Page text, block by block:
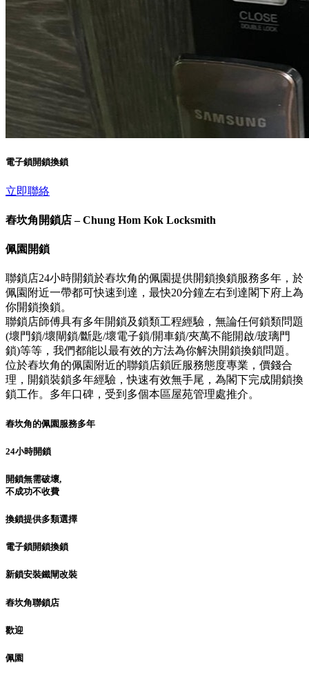
電子鎖開鎖換鎖
立即聯絡
舂坎角開鎖店 – Chung Hom Kok Locksmith
佩園開鎖
聯鎖店24小時開鎖於舂坎角的佩園提供開鎖換鎖服務多年，於
佩園附近一帶都可快速到達，最快20分鐘左右到達閣下府上為
你開鎖換鎖。
聯鎖店師傅具有多年開鎖及鎖類工程經驗，無論任何鎖類問題
(壞門鎖/壞閘鎖/斷匙/壞電子鎖/開車鎖/夾萬不能開啟/玻璃門
鎖)等等，我們都能以最有效的方法為你解決開鎖換鎖問題。
位於舂坎角的佩園附近的聯鎖店鎖匠服務態度專業，價錢合
理，開鎖裝鎖多年經驗，快速有效無手尾，為閣下完成開鎖換
鎖工作。多年口碑，受到多個本區屋苑管理處推介。
舂坎角的佩園服務多年
24小時開鎖
開鎖無需破壞,
不成功不收費
換鎖提供多類選擇
電子鎖開鎖換鎖
新鎖安裝鐵閘改裝
舂坎角聯鎖店
歡迎
佩園